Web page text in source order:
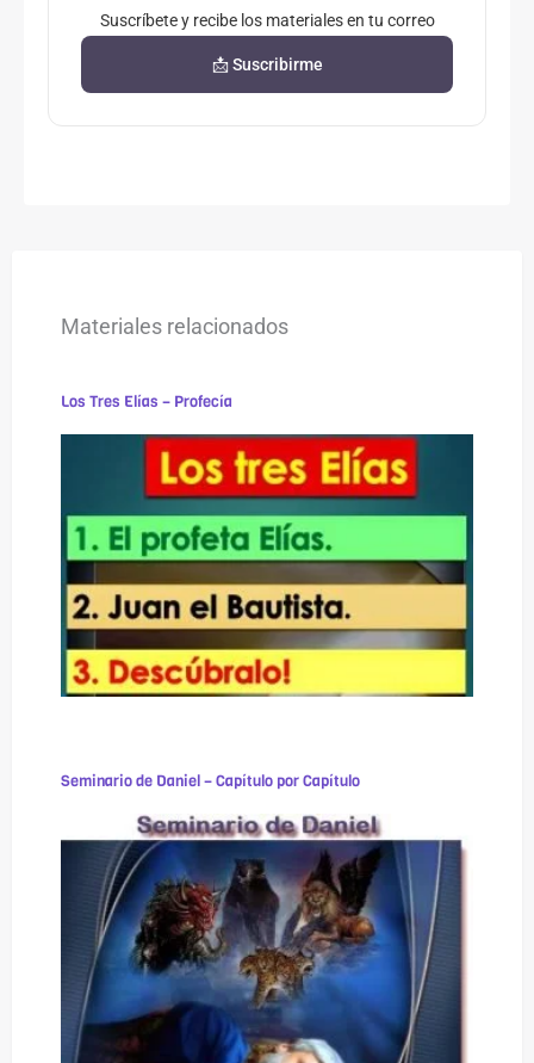
Suscríbete y recibe los materiales en tu correo
📩 Suscribirme
Materiales relacionados
Los Tres Elías – Profecía
Seminario de Daniel – Capítulo por Capítulo